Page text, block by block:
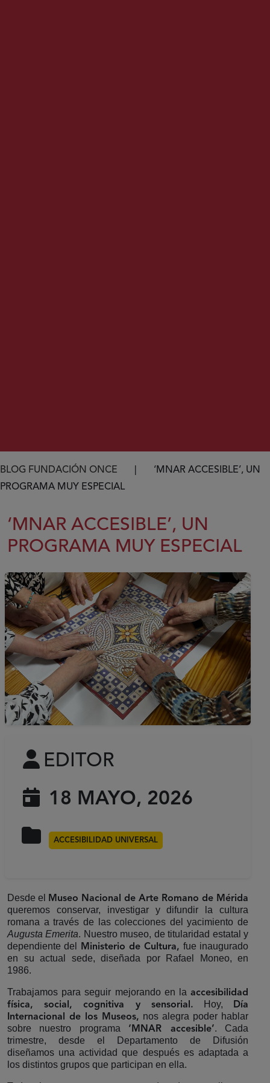
Ruta de navegación
BLOG FUNDACIÓN ONCE
‘MNAR ACCESIBLE’, UN
PROGRAMA MUY ESPECIAL
‘MNAR ACCESIBLE’, UN
PROGRAMA MUY ESPECIAL
EDITOR
18 MAYO, 2026
ACCESIBILIDAD UNIVERSAL
Desde el Museo Nacional de Arte Romano de Mérida
queremos conservar, investigar y difundir la cultura
romana a través de las colecciones del yacimiento de
Augusta Emerita. Nuestro museo, de titularidad estatal y
dependiente del
Ministerio de Cultura, fue inaugurado
en su actual sede, diseñada por Rafael Moneo, en
1986.
Trabajamos para seguir mejorando en la accesibilidad
física, social, cognitiva y sensorial. Hoy, Día
Internacional de los Museos, nos alegra poder hablar
sobre nuestro programa ‘MNAR accesible’. Cada
trimestre, desde el Departamento de Difusión
diseñamos una actividad que después es adaptada a
los distintos grupos que participan en ella.